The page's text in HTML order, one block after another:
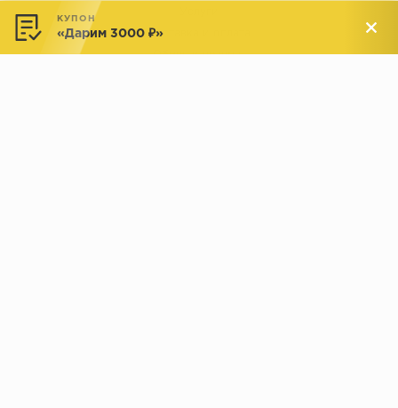
Доставка и оплата
Обмен и возврат
КУПОН
«Дарим 3000 ₽»